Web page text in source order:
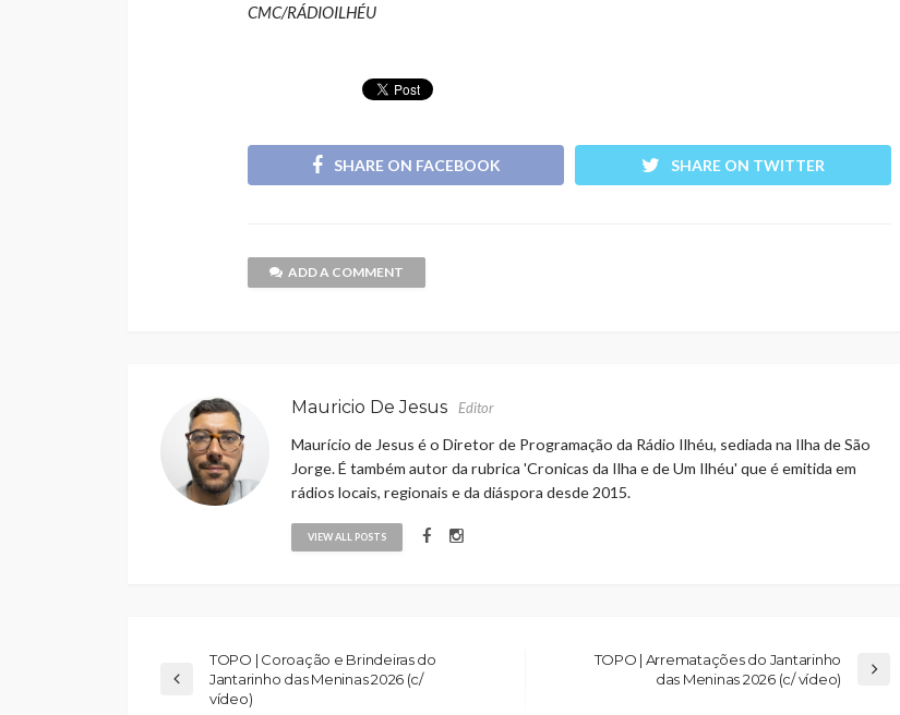
CMC/RÁDIOILHÉU
SHARE ON FACEBOOK SHARE ON TWITTER
ADD A COMMENT
Mauricio De Jesus Editor
Maurício de Jesus é o Diretor de Programação da Rádio Ilhéu, sediada na Ilha de São
Jorge. É também autor da rubrica 'Cronicas da Ilha e de Um Ilhéu' que é emitida em
rádios locais, regionais e da diáspora desde 2015.
VIEW ALL POSTS
TOPO | Coroação e Brindeiras do
Jantarinho das Meninas 2026 (c/
vídeo)
TOPO | Arrematações do Jantarinho
das Meninas 2026 (c/ vídeo)